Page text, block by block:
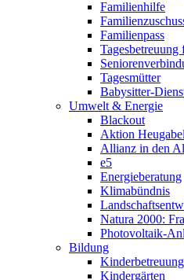
Familienhilfe
Familienpass
Tagesbetreuung
Tagesmütter
Babysitter-
Umwelt & Energie
Blackout
Aktion Heugabel
Allianz in den
e5
Energieberatung
Klimabündnis
Natura 2000:
Photovoltaik-
Bildung
Kinderbetreuung
Kindergärten